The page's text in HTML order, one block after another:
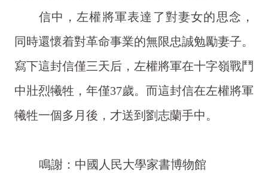
信中，左權將軍表達了對妻女的思念，
同時還懷着對革命事業的無限忠誠勉勵妻子。
寫下這封信僅三天后，左權將軍在十字嶺戰鬥
中壯烈犧牲，年僅37歲。而這封信在左權將軍
犧牲一個多月後，才送到劉志蘭手中。
鳴謝：中國人民大學家書博物館